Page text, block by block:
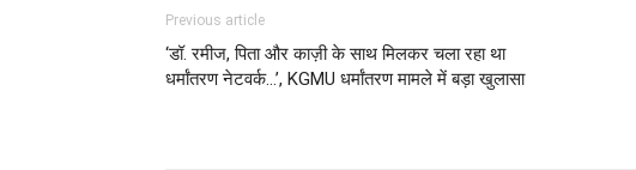
Previous article
‘डॉ. रमीज, पिता और काज़ी के साथ मिलकर चला रहा था
धर्मांतरण नेटवर्क…’, KGMU धर्मांतरण मामले में बड़ा खुलासा